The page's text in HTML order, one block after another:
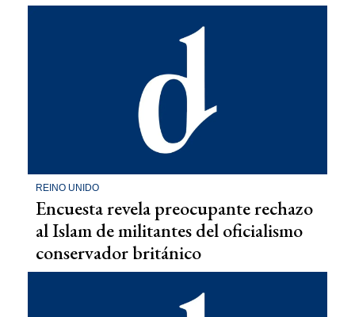
REINO UNIDO
Encuesta revela preocupante rechazo
al Islam de militantes del oficialismo
conservador británico